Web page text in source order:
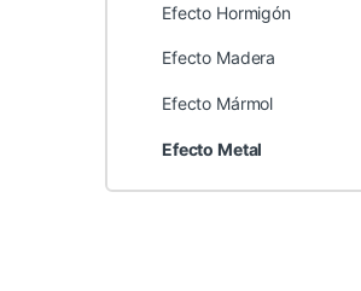
Efecto Hormigón
Efecto Madera
Efecto Mármol
Efecto Metal